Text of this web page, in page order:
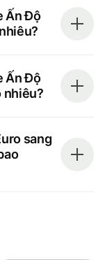
Ấn Độ
Ấn Độ
nhiêu?
sang